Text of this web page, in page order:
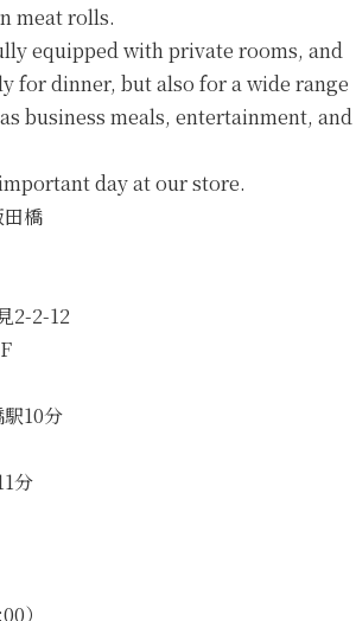
meat rolls.
equipped with private rooms, and
for dinner, but also for a wide range
business meals, entertainment, and
day at our store.
橋
2-2-12
10分
分
）